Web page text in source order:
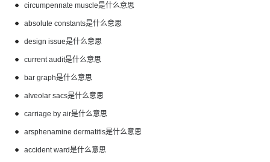
circumpennate muscle是什么意思
absolute constants是什么意思
design issue是什么意思
current audit是什么意思
bar graph是什么意思
alveolar sacs是什么意思
carriage by air是什么意思
arsphenamine dermatitis是什么意思
accident ward是什么意思